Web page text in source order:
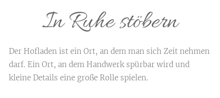
In Ruhe stöbern
Der Hofladen ist ein Ort, an dem man sich Zeit nehmen
darf. Ein Ort, an dem Handwerk spürbar wird und
kleine Details eine große Rolle spielen.